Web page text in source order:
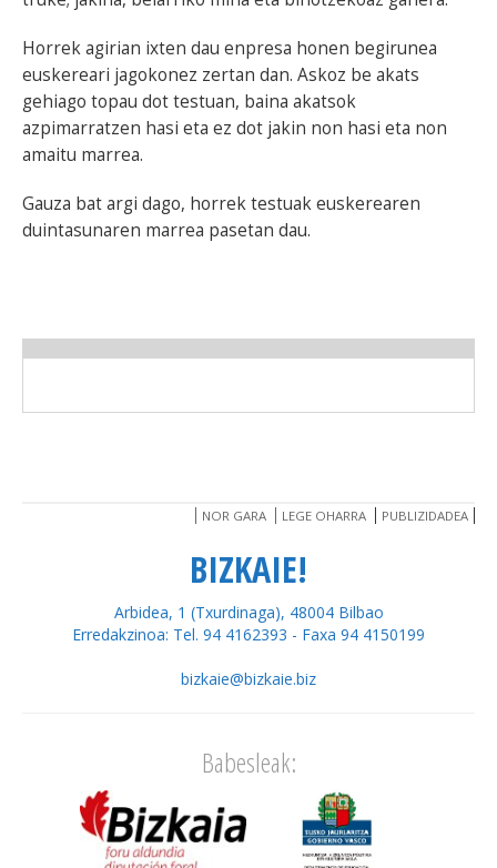
Horrek agirian ixten dau enpresa honen begirunea
euskereari jagokonez zertan dan. Askoz be akats
gehiago topau dot testuan, baina akatsok
azpimarratzen hasi eta ez dot jakin non hasi eta non
amaitu marrea.
Gauza bat argi dago, horrek testuak euskerearen
duintasunaren marrea pasetan dau.
NOR GARA LEGE OHARRA PUBLIZIDADEA
BIZKAIE!
Arbidea, 1 (Txurdinaga), 48004 Bilbao
Erredakzinoa: Tel. 94 4162393 - Faxa 94 4150199
bizkaie@bizkaie.biz
Babesleak: